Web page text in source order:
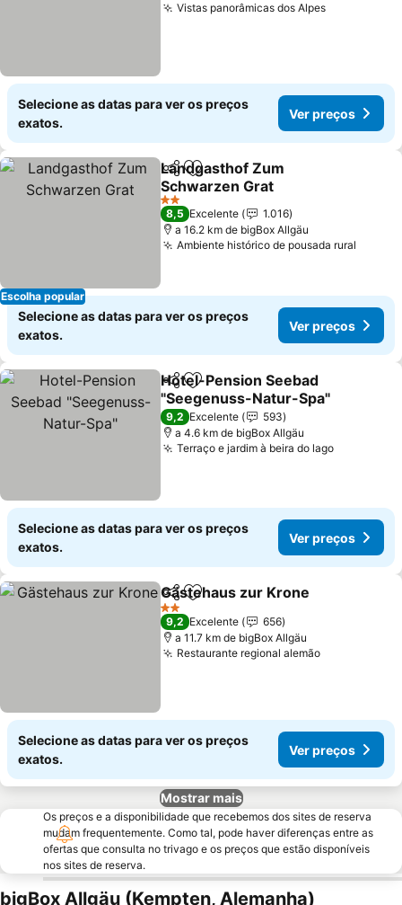
Vistas panorâmicas dos Alpes
Selecione as datas para ver os preços
exatos.
Ver preços
Escolha popular
PartilharAdicionar aos favoritos
Landgasthof Zum
Schwarzen Grat
2 Estrelas
8,5 Excelente
1.016
a 16.2 km de bigBox Allgäu
Ambiente histórico de pousada rural
Selecione as datas para ver os preços
exatos.
Ver preços
PartilharAdicionar aos favoritos
Hotel-Pension Seebad
"Seegenuss-Natur-Spa"
9,2 Excelente
593
a 4.6 km de bigBox Allgäu
Terraço e jardim à beira do lago
Selecione as datas para ver os preços
exatos.
Ver preços
PartilharAdicionar aos favoritos
Gästehaus zur Krone
2 Estrelas
9,2 Excelente
656
a 11.7 km de bigBox Allgäu
Restaurante regional alemão
Selecione as datas para ver os preços
exatos.
Ver preços
Mostrar mais
Os preços e a disponibilidade que recebemos dos sites de reserva
mudam frequentemente. Como tal, pode haver diferenças entre as
ofertas que consulta no trivago e os preços que estão disponíveis
nos sites de reserva.
bigBox Allgäu (Kempten, Alemanha)